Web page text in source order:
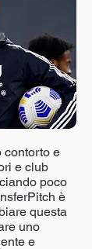
contorto e
e club
poco
è
questa
uno
e